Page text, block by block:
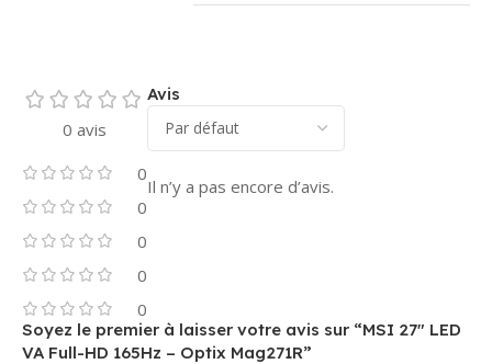
0 avis
0
0
0
0
0
Avis
Il n’y a pas encore d’avis.
Soyez le premier à laisser votre avis sur “MSI 27″ LED
VA Full-HD 165Hz – Optix Mag271R”